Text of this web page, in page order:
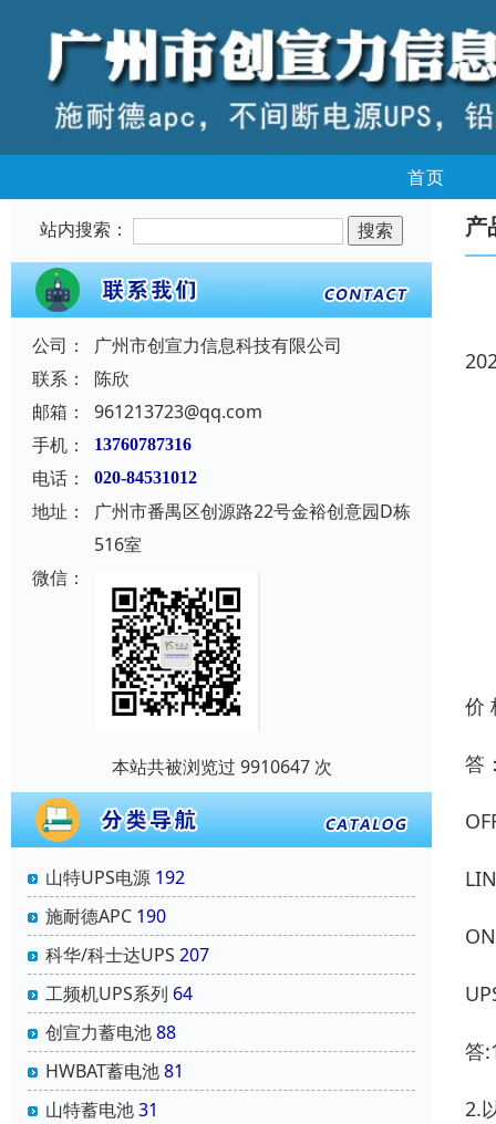
首页
站内搜索：
公司：
广州市创宣力信息科技有限公司
联系：
陈欣
邮箱：
961213723@qq.com
手机：
13760787316
电话： 020-84531012
地址：
广州市番禺区创源路22号金裕创意园D栋
516室
微信：
本站共被浏览过 9910647 次
山特UPS电源 192
施耐德APC 190
科华/科士达UPS 207
工频机UPS系列 64
创宣力蓄电池88
HWBAT蓄电池81
山特蓄电池31
产
价
答
答
2.